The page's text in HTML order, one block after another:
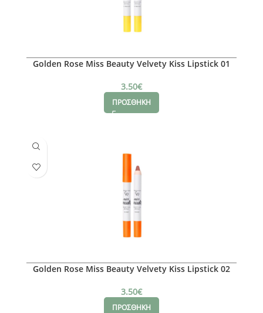
Golden Rose Miss Beauty Velvety Kiss Lipstick 01
3.50€
ΠΡΟΣΘΗΚΗ
Golden Rose Miss Beauty Velvety Kiss Lipstick 02
3.50€
ΠΡΟΣΘΗΚΗ